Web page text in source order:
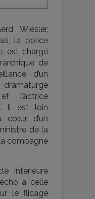
Wiesler,
la police
est chargé
de
d’un
l’actrice
Il est loin
cœur d’un
de la
compagne
intérieure
à celle
le flicage